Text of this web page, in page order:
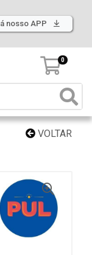
nosso APP
0
VOLTAR